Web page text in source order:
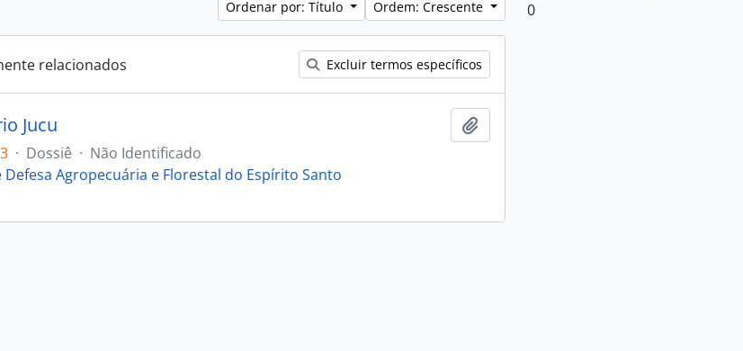
Ordenar por: Título Ordem: Crescente
relacionados Excluir termos específicos
Jucu
· Dossiê · Não Identificado
Agropecuária e Florestal do Espírito Santo
0